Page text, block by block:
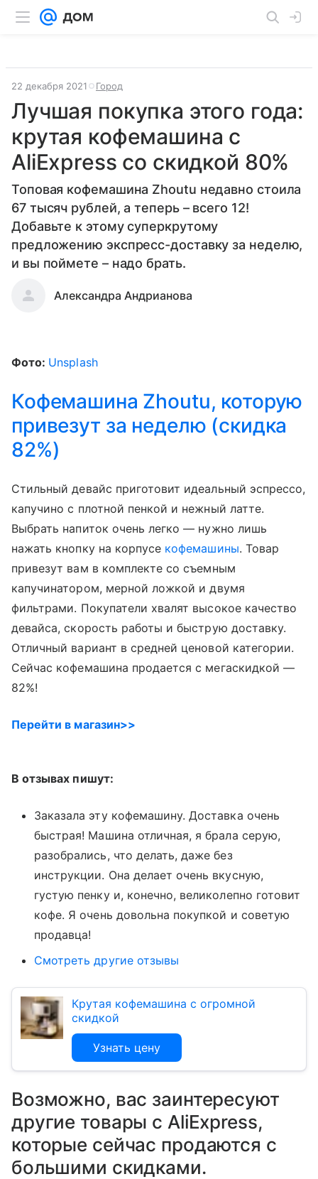
22 декабря 2021 Город
Лучшая покупка этого года:
крутая кофемашина с
AliExpress со скидкой 80%
Топовая кофемашина Zhoutu недавно стоила
67 тысяч рублей, а теперь – всего 12!
Добавьте к этому суперкрутому
предложению экспресс-доставку за неделю,
и вы поймете – надо брать.
Александра Андрианова
Фото: Unsplash
Кофемашина Zhoutu, которую
привезут за неделю (скидка
82%)
Стильный девайс приготовит идеальный эспрессо,
капучино с плотной пенкой и нежный латте.
Выбрать напиток очень легко — нужно лишь
нажать кнопку на корпусе кофемашины. Товар
привезут вам в комплекте со съемным
капучинатором, мерной ложкой и двумя
фильтрами. Покупатели хвалят высокое качество
девайса, скорость работы и быструю доставку.
Отличный вариант в средней ценовой категории.
Сейчас кофемашина продается с мегаскидкой —
82%!
Перейти в магазин>>
В отзывах пишут:
Заказала эту кофемашину. Доставка очень
быстрая! Машина отличная, я брала серую,
разобрались, что делать, даже без
инструкции. Она делает очень вкусную,
густую пенку и, конечно, великолепно готовит
кофе. Я очень довольна покупкой и советую
продавца!
Смотреть другие отзывы
Крутая кофемашина с огромной
скидкой
Узнать цену
Возможно, вас заинтересуют
другие товары c AliExpress,
которые сейчас продаются с
большими скидками.